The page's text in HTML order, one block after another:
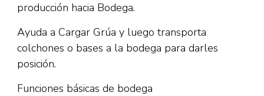
producción hacia Bodega.
Ayuda a Cargar Grúa y luego transporta
colchones o bases a la bodega para darles
posición.
Funciones básicas de bodega